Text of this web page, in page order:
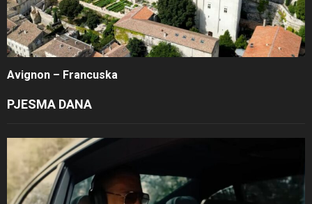
Avignon – Francuska
PJESMA DANA